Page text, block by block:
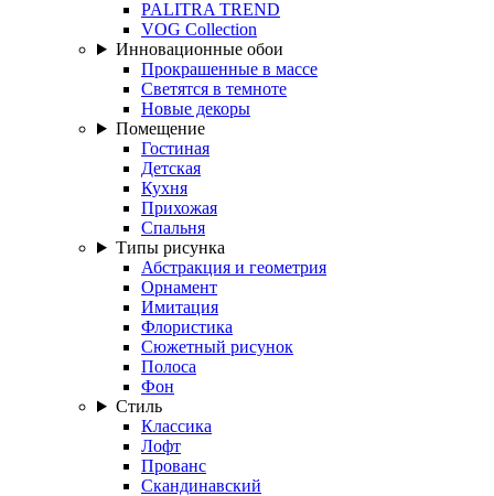
PALITRA TREND
VOG Collection
Инновационные обои
Прокрашенные в массе
Светятся в темноте
Новые декоры
Помещение
Гостиная
Детская
Кухня
Прихожая
Спальня
Типы рисунка
Абстракция и геометрия
Орнамент
Имитация
Флористика
Сюжетный рисунок
Полоса
Фон
Стиль
Классика
Лофт
Прованс
Скандинавский